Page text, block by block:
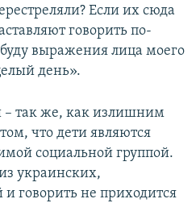
Если их сюда
говорить по-
выражения лица моего
день».
так же, как излишним
что дети являются
социальной группой.
украинских,
говорить не приходится